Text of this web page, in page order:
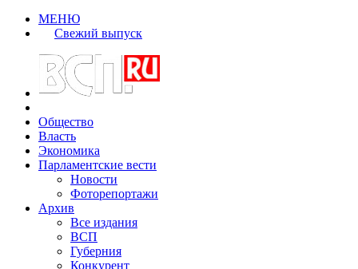
МЕНЮ
Свежий выпуск
Общество
Власть
Экономика
Парламентские вести
Новости
Фоторепортажи
Архив
Все издания
ВСП
Губерния
Конкурент